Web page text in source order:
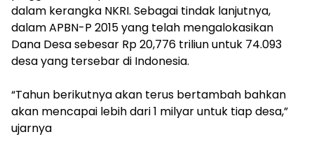
dalam kerangka NKRI. Sebagai tindak lanjutnya,
dalam APBN-P 2015 yang telah mengalokasikan
Dana Desa sebesar Rp 20,776 triliun untuk 74.093
desa yang tersebar di Indonesia.
“Tahun berikutnya akan terus bertambah bahkan
akan mencapai lebih dari 1 milyar untuk tiap desa,”
ujarnya